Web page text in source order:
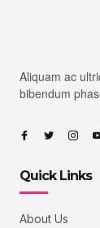
Aliquam ac
bibendum
Quick Links
About Us